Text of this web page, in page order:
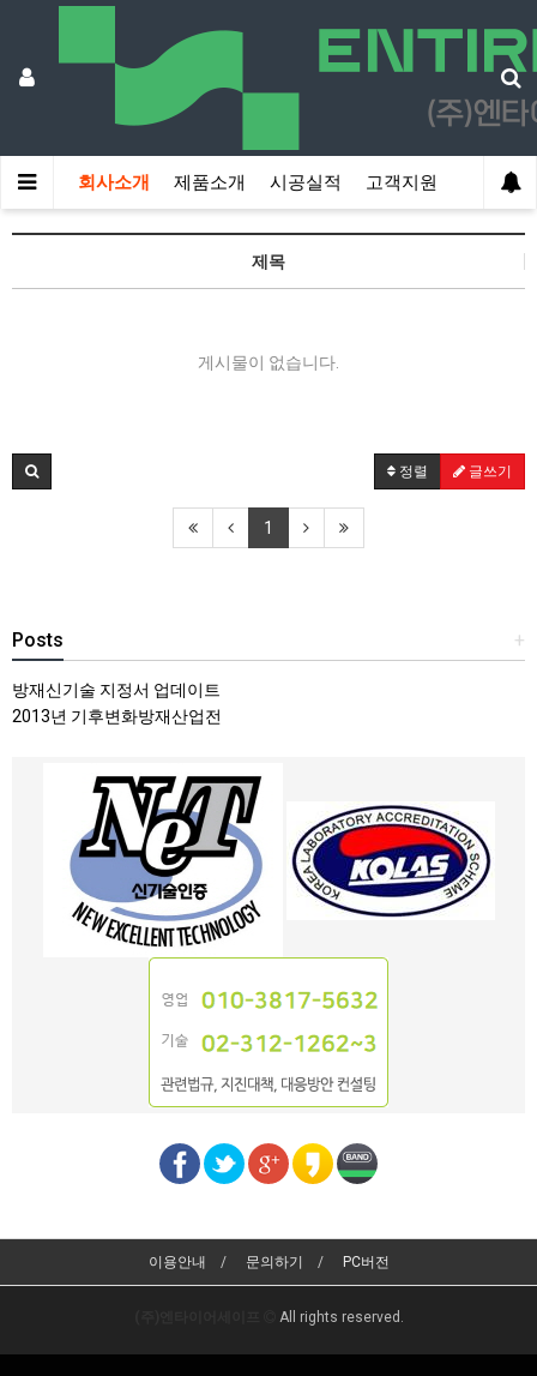
회사소개 제품소개 시공실적 고객지원
제목
게시물이 없습니다.
정렬 글쓰기
1
+
Posts
방재신기술 지정서 업데이트
2013년 기후변화방재산업전
이용안내 문의하기 PC버전
All rights reserved.